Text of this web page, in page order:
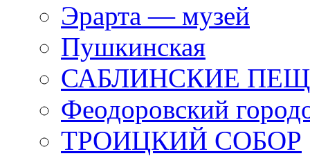
Эрарта — музей
Пушкинская
САБЛИНСКИЕ
Феодоровский
ТРОИЦКИЙ СОБОР